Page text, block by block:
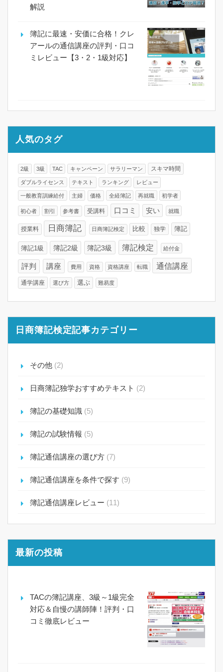
解説
簿記に最速・安価に合格！クレ
アールの通信講座の評判・口コ
ミレビュー【3・2・1級対応】
人気のタグ
2級 3級 TAC キャンペーン サラリーマン スキマ時間
ダブルライセンス テキスト ランキング レビュー
一般教育訓練給付 主婦 価格 全経簿記 再就職 初学者
初心者 割引 参考書 受講料 口コミ 安い 就職
授業料 日商簿記 日商簿記検定 比較 独学 簿記
簿記1級 簿記2級 簿記3級 簿記検定 給付金
評判 講座 費用 資格 資格講座 転職 通信講座
通学講座 選び方 選ぶ 難易度
日商簿記検定記事カテゴリー
その他 (2)
日商簿記独学おすすめテキスト (2)
簿記の基礎知識 (5)
簿記の試験情報 (5)
簿記通信講座の選び方 (7)
簿記通信講座を条件で探す (9)
簿記通信講座レビュー (11)
最新の投稿
TACの簿記講座、3級～1級完全
対応＆自慢の講師陣！評判・口
コミ徹底レビュー